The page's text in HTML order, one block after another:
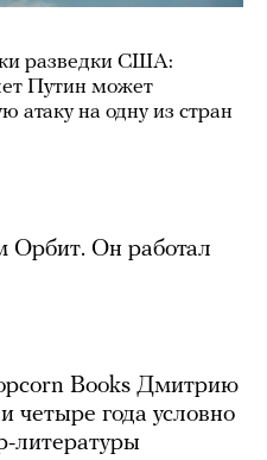
разведки США:
Путин может
атаку на одну из стран
Орбит. Он работал
Books Дмитрию
четыре года условно
литературы